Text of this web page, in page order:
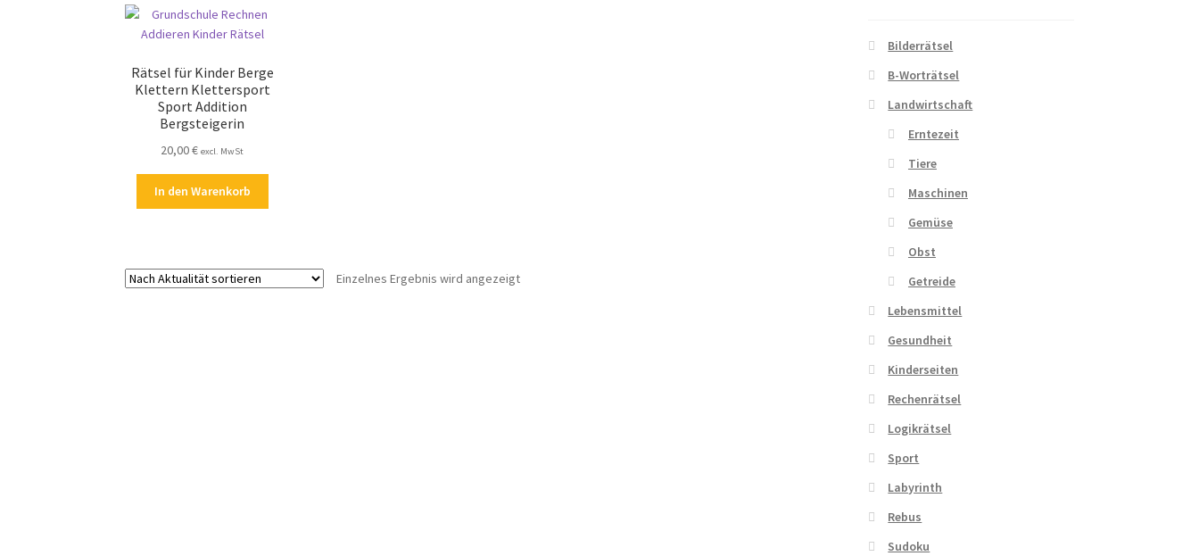
Rätsel für Kinder Berge
Klettern Klettersport
Sport Addition
Bergsteigerin
20,00€ excl. MwSt
In den Warenkorb
Einzelnes Ergebnis wird angezeigt
Bilderrätsel
B-Worträtsel
Landwirtschaft
Erntezeit
Tiere
Maschinen
Gemüse
Obst
Getreide
Lebensmittel
Gesundheit
Kinderseiten
Rechenrätsel
Logikrätsel
Sport
Labyrinth
Rebus
Sudoku